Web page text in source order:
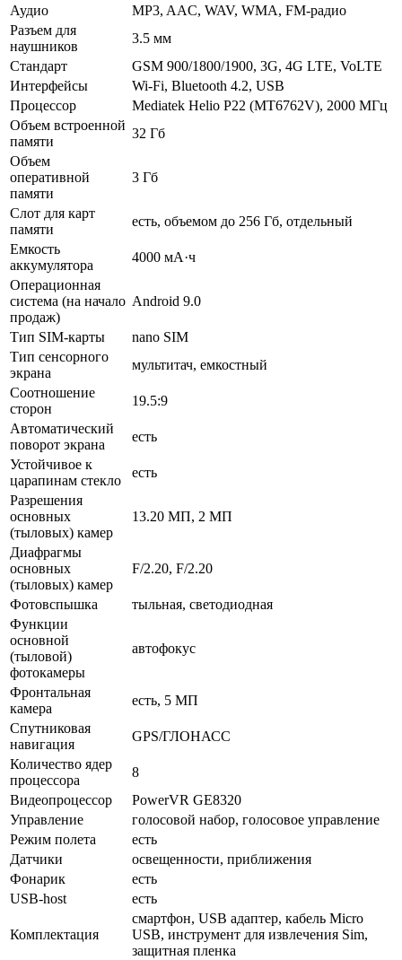
Аудио
MP3, AAC, WAV, WMA, FM-радио
Разъем для
наушников
3.5 мм
Стандарт
GSM 900/1800/1900, 3G, 4G LTE, VoLTE
Интерфейсы
Wi-Fi, Bluetooth 4.2, USB
Процессор
Mediatek Helio P22 (MT6762V), 2000 МГц
Объем встроенной
памяти
32 Гб
Объем
оперативной
памяти
3 Гб
Слот для карт
памяти
есть, объемом до 256 Гб, отдельный
Емкость
аккумулятора
4000 мА·ч
Операционная
система (на начало
продаж)
Android 9.0
Тип SIM-карты
nano SIM
Тип сенсорного
экрана
мультитач, емкостный
Соотношение
сторон
19.5:9
Автоматический
поворот экрана
есть
Устойчивое к
царапинам стекло
есть
Разрешения
основных
(тыловых) камер
13.20 МП, 2 МП
Диафрагмы
основных
(тыловых) камер
F/2.20, F/2.20
Фотовспышка
тыльная, светодиодная
Функции
основной
(тыловой)
фотокамеры
автофокус
Фронтальная
камера
есть, 5 МП
Спутниковая
навигация
GPS/ГЛОНАСС
Количество ядер
процессора
8
Видеопроцессор
PowerVR GE8320
Управление
голосовой набор, голосовое управление
Режим полета
есть
Датчики
освещенности, приближения
Фонарик
есть
USB-host
есть
Комплектация
смартфон, USB адаптер, кабель Micro
USB, инструмент для извлечения Sim,
защитная пленка